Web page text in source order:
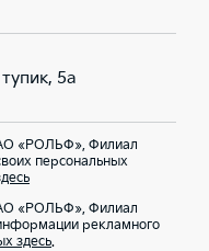
5а
«РОЛЬФ», Филиал
персональных
«РОЛЬФ», Филиал
рекламного
здесь.